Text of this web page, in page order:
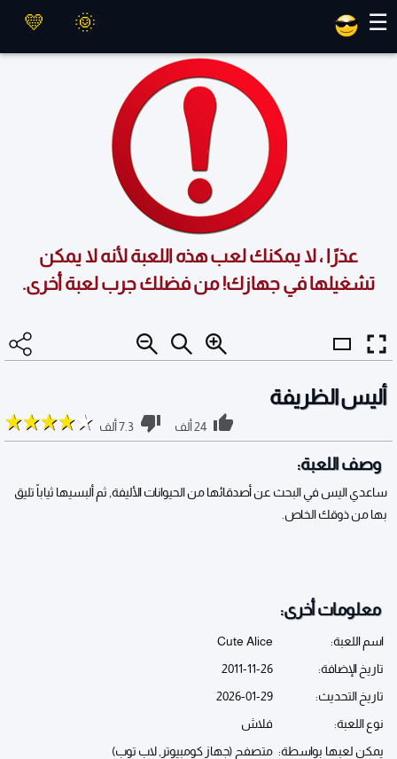
☰
عذرًا ، لا يمكنك لعب هذه اللعبة لأنه لا يمكن
تشغيلها في جهازك! من فضلك جرب لعبة أخرى.
أليس الظريفة
24 ألف 7.3 ألف
وصف اللعبة:
ساعدي اليس في البحث عن أصدقائها من الحيوانات الأليفة, ثم ألبسيها ثياباً تليق
بها من ذوقك الخاص.
معلومات أخرى:
اسم اللعبة:
Cute Alice
تاريخ الإضافة:
2011-11-26
تاريخ التحديث:
2026-01-29
نوع اللعبة:
فلاش
يمكن لعبها بواسطة: متصفح (جهاز كومبيوتر, لاب توب)